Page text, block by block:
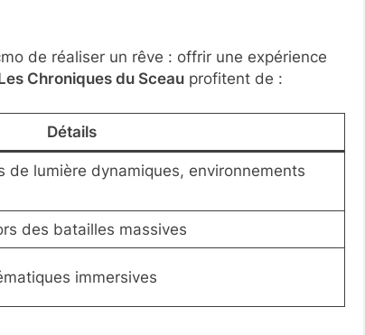
de réaliser un rêve : offrir une expérience
Chroniques du Sceau profitent de :
Détails
de lumière dynamiques, environnements
des batailles massives
immersives